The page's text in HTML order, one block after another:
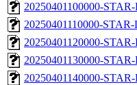
20250401100000-
20250401110000-
20250401120000-
20250401130000-
20250401140000-